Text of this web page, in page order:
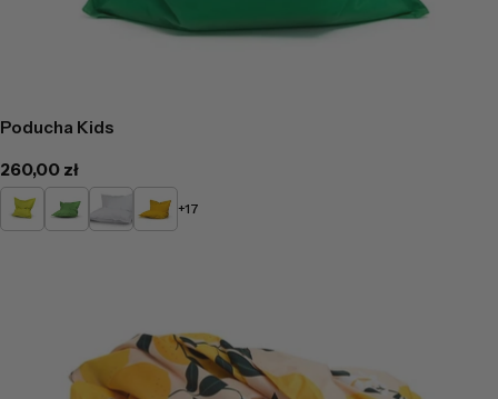
Poducha Kids
Cena
regularna
260,00 zł
Limonkowy
ZielonyBiały Żółty +17